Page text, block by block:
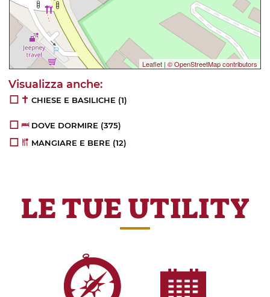
Leaflet | © OpenStreetMap contributors
CHIESE E BASILICHE (1)
DOVE DORMIRE (375)
MANGIARE E BERE (12)
LE TUE UTILITY